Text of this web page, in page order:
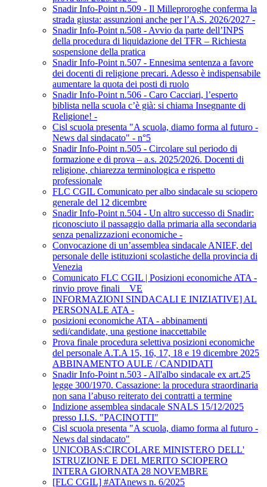
Snadir Info-Point n.509 - Il Milleproroghe conferma la
strada giusta: assunzioni anche per l’A.S. 2026/2027 -
Snadir Info-Point n.508 - Avvio da parte dell’INPS
della procedura di liquidazione del TFR – Richiesta
sospensione della pratica
Snadir Info-Point n.507 - Ennesima sentenza a favore
dei docenti di religione precari. Adesso è indispensabile
aumentare la quota dei posti di ruolo
Snadir Info-Point n.506 - Caro Cacciari, l’esperto
biblista nella scuola c’è già: si chiama Insegnante di
Religione! -
Cisl scuola presenta "A scuola, diamo forma al futuro -
News dal sindacato" - n°5
Snadir Info-Point n.505 - Circolare sul periodo di
formazione e di prova – a.s. 2025/2026. Docenti di
religione, chiarezza terminologica e rispetto
professionale
FLC CGIL Comunicato per albo sindacale su sciopero
generale del 12 dicembre
Snadir Info-Point n.504 - Un altro successo di Snadir:
riconosciuto il passaggio dalla primaria alla secondaria
senza penalizzazioni economiche -
Convocazione di un’assemblea sindacale ANIEF, del
personale delle istituzioni scolastiche della provincia di
Venezia
Comunicato FLC CGIL | Posizioni economiche ATA -
rinvio prove finali _ VE
INFORMAZIONI SINDACALI E INIZIATIVE] AL
PERSONALE ATA -
posizioni economiche ATA - abbinamenti
sedi/candidate, una gestione inaccettabile
Prova finale procedura selettiva posizioni economiche
del personale A.T.A 15, 16, 17, 18 e 19 dicembre 2025
ABBINAMENTO AULE / CANDIDATI
Snadir Info-Point n.503 - All'albo sindacale ex art.25
legge 300/1970. Cassazione: la procedura straordinaria
non sana l’abuso reiterato dei contratti a termine
Indizione assemblea sindacale SNALS 15/12/2025
presso I.I.S. "PACINOTTI"
Cisl scuola presenta "A scuola, diamo forma al futuro -
News dal sindacato"
UNICOBAS:CIRCOLARE MINISTERO DELL'
ISTRUZIONE E DEL MERITO SCIOPERO
INTERA GIORNATA 28 NOVEMBRE
[FLC CGIL] #ATAnews n. 6/2025